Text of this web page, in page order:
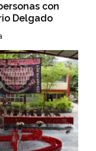
con
Delgado